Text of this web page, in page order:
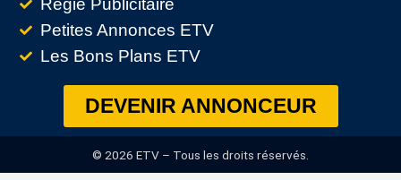
Petites Annonces ETV
Les Bons Plans ETV
DEVENIR ANNONCEUR
© 2026 ETV – Tous les droits réservés.